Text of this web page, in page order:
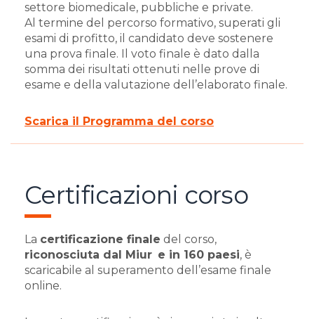
settore biomedicale, pubbliche e private.
Al termine del percorso formativo, superati gli
esami di profitto, il candidato deve sostenere
una prova finale. Il voto finale è dato dalla
somma dei risultati ottenuti nelle prove di
esame e della valutazione dell’elaborato finale.
Scarica il Programma del corso
Certificazioni corso
La certificazione finale del corso,
riconosciuta dal Miur e in 160 paesi, è
scaricabile al superamento dell’esame finale
online.